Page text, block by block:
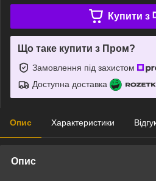
Купити з
Що таке купити з Пром?
Замовлення під захистом
Доступна доставка
Опис Характеристики
Опис